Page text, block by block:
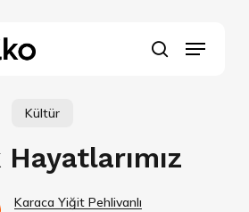
search
Menu
Kültür
Karaca Yiğit Pehlivanlı